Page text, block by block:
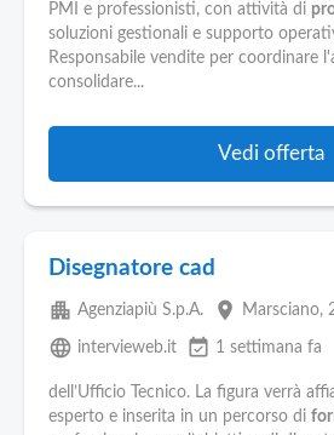
PMI e professionisti, con attività di
soluzioni gestionali e supporto
Responsabile vendite per coordinare
consolidare...
Vedi offerta
Disegnatore cad
apartment Agenziapiù S.p.A. place Marsciano,
language intervieweb.it event_available 1 settimana fa
dell’Ufficio Tecnico. La figura verrà
esperto e inserita in un percorso di